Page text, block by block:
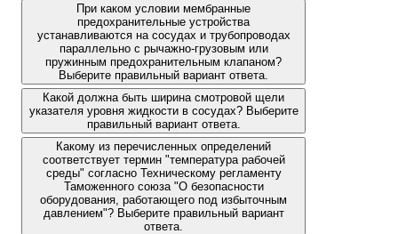
При каком условии мембранные
предохранительные устройства
устанавливаются на сосудах и трубопроводах
параллельно с рычажно-грузовым или
пружинным предохранительным клапаном?
Выберите правильный вариант ответа.
Какой должна быть ширина смотровой щели
указателя уровня жидкости в сосудах? Выберите
правильный вариант ответа.
Какому из перечисленных определений
соответствует термин "температура рабочей
среды" согласно Техническому регламенту
Таможенного союза "О безопасности
оборудования, работающего под избыточным
давлением"? Выберите правильный вариант
ответа.